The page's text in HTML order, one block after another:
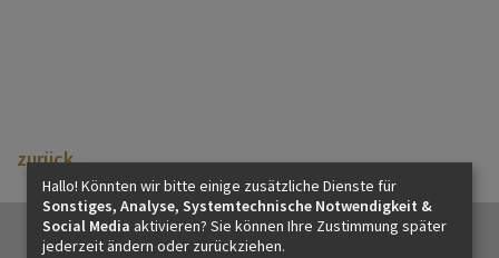
zurück
Hallo! Könnten wir bitte einige zusätzliche Dienste für
Sonstiges, Analyse, Systemtechnische Notwendigkeit &
Social Media aktivieren? Sie können Ihre Zustimmung später
jederzeit ändern oder zurückziehen.